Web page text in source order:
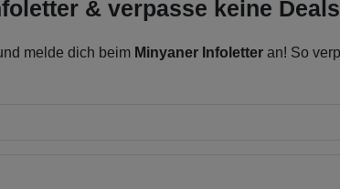
& verpasse keine
melde dich beim Minyaner Infoletter an! So